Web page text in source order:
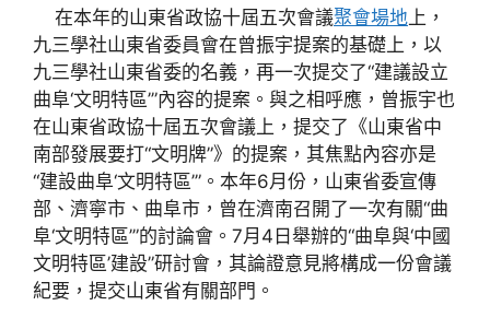
在本年的山東省政協十屆五次會議聚會場地 上，
九三學社山東省委員會在曾振宇提案的基礎上，以
九三學社山東省委的名義，再一次提交了“建議設立
曲阜‘文明特區’”內容的提案。與之相呼應，曾振宇也
在山東省政協十屆五次會議上，提交了《山東省中
南部發展要打“文明牌”》的提案，其焦點內容亦是
“建設曲阜‘文明特區’”。本年6月份，山東省委宣傳
部、濟寧市、曲阜市，曾在濟南召開了一次有關“曲
阜‘文明特區’”的討論會。7月4日舉辦的“曲阜與‘中國
文明特區’建設”研討會，其論證意見將構成一份會議
紀要，提交山東省有關部門。